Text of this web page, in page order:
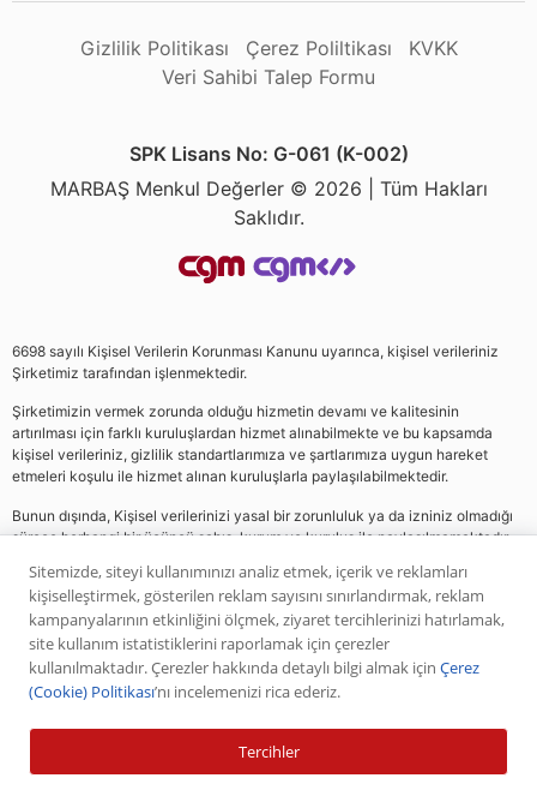
Gizlilik Politikası Çerez Poliltikası
KVKK
Veri Sahibi Talep Formu
SPK Lisans No: G-061 (K-002)
MARBAŞ Menkul Değerler © 2026 | Tüm Hakları
Saklıdır.
6698 sayılı Kişisel Verilerin Korunması Kanunu uyarınca, kişisel verileriniz
Şirketimiz tarafından işlenmektedir.
Şirketimizin vermek zorunda olduğu hizmetin devamı ve kalitesinin
artırılması için farklı kuruluşlardan hizmet alınabilmekte ve bu kapsamda
kişisel verileriniz, gizlilik standartlarımıza ve şartlarımıza uygun hareket
etmeleri koşulu ile hizmet alınan kuruluşlarla paylaşılabilmektedir.
Bunun dışında, Kişisel verilerinizi yasal bir zorunluluk ya da izniniz olmadığı
sürece herhangi bir üçüncü şahıs, kurum ve kuruluş ile paylaşılmamaktadır.
Web sitemizde yer alan analiz, yorum ve tavsiyeler yatırım danışmanlığı
kapsamında değildir. Bu tavsiyeler genel nitelikte olup, özel olarak sizin mali
durumunuz ile risk ve getiri tercihlerinize uygun olarak hazırlanmamıştır. Bu
nedenle, sadece burada yer alan bilgilere dayanılarak yatırım kararı verilmesi
beklentilerinize uygun sonuçlar doğurmayabilir. Yapılan tüm yorumlar
iyi ve en doğru araştırmaların bütünüyle iyi niyetli bir ürünüdür. Yorumlar ve
Sitemizde, siteyi kullanımınızı analiz etmek, içerik ve reklamları
kişiselleştirmek, gösterilen reklam sayısını sınırlandırmak, reklam
kampanyalarının etkinliğini ölçmek, ziyaret tercihlerinizi hatırlamak,
site kullanım istatistiklerini raporlamak için çerezler
kullanılmaktadır. Çerezler hakkında detaylı bilgi almak için Çerez
(Cookie) Politikası’nı incelemenizi rica ederiz.
Tercihler